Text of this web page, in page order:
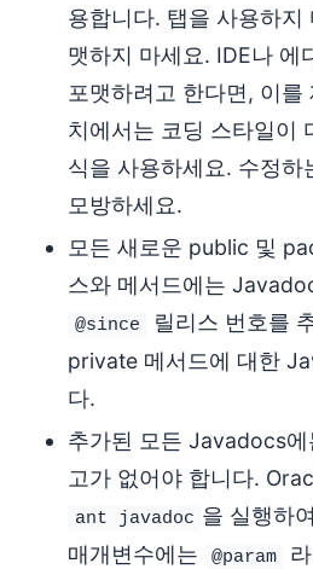
용합니다. 탭을 사용하지
맷하지 마세요. IDE나 에
포맷하려고 한다면, 이를
치에서는 코딩 스타일이
식을 사용하세요. 수정하
모방하세요.
모든 새로운 public 및
스와 메서드에는
@since
릴리스 번호를
private 메서드에 대한
다.
추가된 모든 Javadocs
고가 없어야 합니다.
ant javadoc 을 실행하
매개변수에는
@param